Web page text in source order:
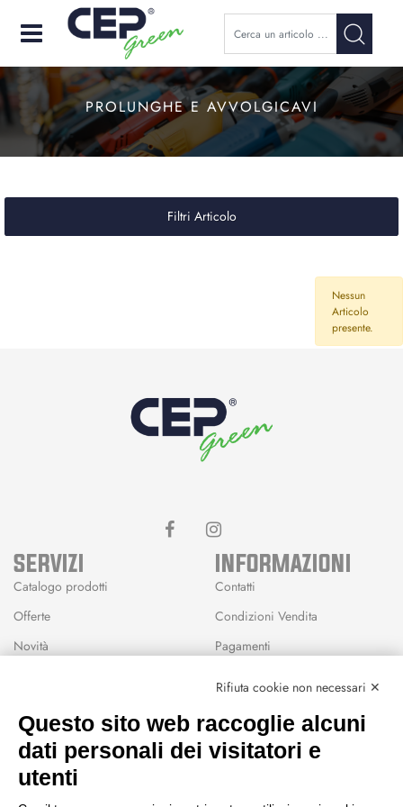
Open
PROLUNGHE E AVVOLGICAVI
Filtri Articolo
Nessun
Articolo
presente.
SERVIZI
Catalogo prodotti
Offerte
Novità
Wishlist
INFORMAZIONI
Contatti
Condizioni Vendita
Pagamenti
CEP GREEN
Rifiuta cookie non necessari ✕
Questo sito web raccoglie alcuni
dati personali dei visitatori e
utenti